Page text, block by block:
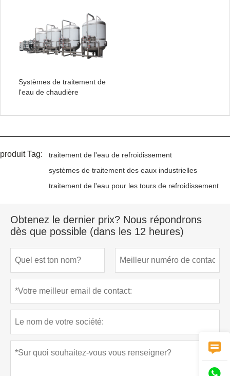
Systèmes de traitement de
l'eau de chaudière
produit Tag:
traitement de l'eau de refroidissement
systèmes de traitement des eaux industrielles
traitement de l'eau pour les tours de refroidissement
Obtenez le dernier prix? Nous répondrons
dès que possible (dans les 12 heures)

